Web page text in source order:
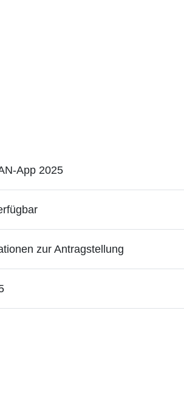
App 2025
zur Antragstellung